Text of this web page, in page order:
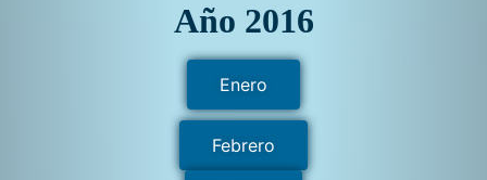
Año 2016
Enero
Febrero